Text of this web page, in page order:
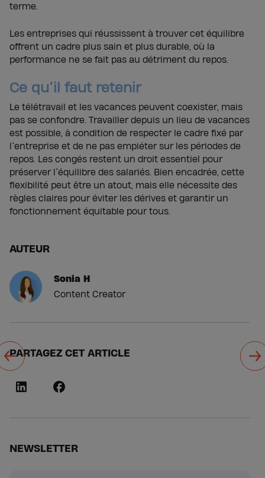
terme.
Les entreprises qui réussissent à trouver cet équilibre
offrent un cadre plus sain et plus durable, où la
performance ne se fait pas au détriment du repos.
Ce qu’il faut retenir
Le télétravail et les vacances peuvent coexister, mais
pas se confondre. Travailler depuis un lieu de vacances
est possible, à condition de respecter le cadre fixé par
l’entreprise et de ne pas empiéter sur les périodes de
repos. Les congés restent un droit essentiel pour
préserver l’équilibre des salariés. Bien encadrée, cette
flexibilité peut être un atout, mais elle nécessite des
règles claires pour éviter les dérives et garantir un
fonctionnement équitable pour tous.
AUTEUR
Sonia H
Content Creator
PARTAGEZ CET ARTICLE
NEWSLETTER